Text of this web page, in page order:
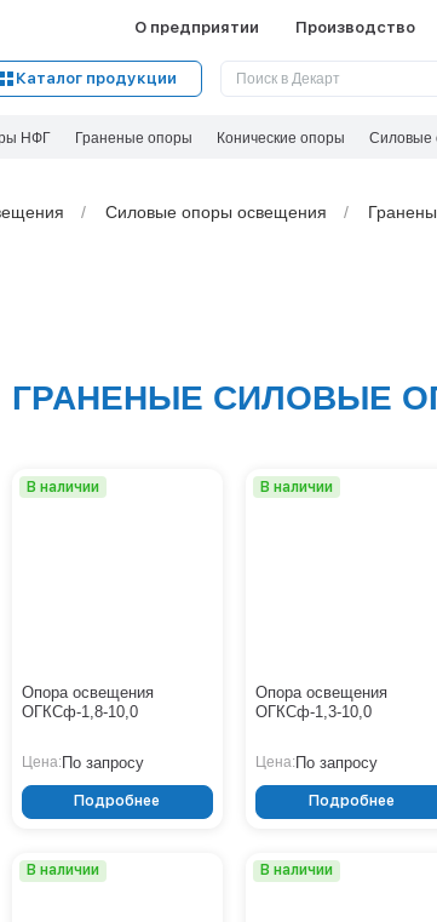
О предприятии Производство
Каталог продукции
НФГ Граненые опоры Конические опоры Силовые
Силовые опоры освещения
ГРАНЕНЫЕ СИЛОВЫЕ
В наличии
Опора освещения
ОГКСф-1,8-10,0
Цена:По запросу
Подробнее
В наличии
Опора освещения
ОГКСф-1,3-10,0
Цена:По запросу
Подробнее
В наличии В наличии